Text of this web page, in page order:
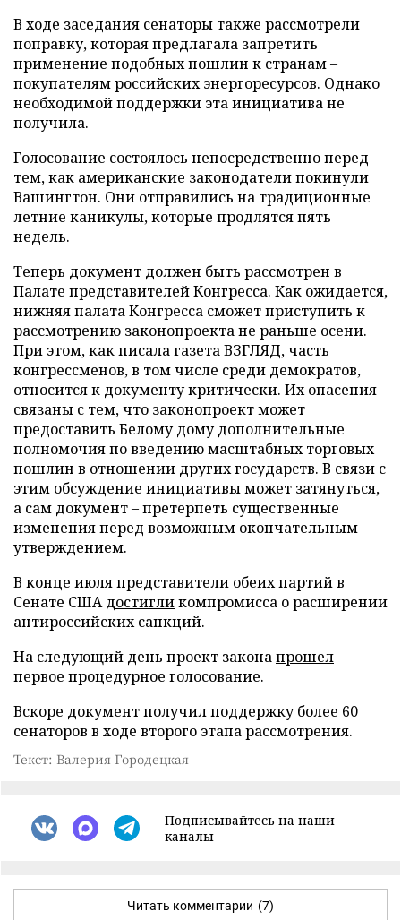
В ходе заседания сенаторы также рассмотрели
поправку, которая предлагала запретить
применение подобных пошлин к странам –
покупателям российских энергоресурсов. Однако
необходимой поддержки эта инициатива не
получила.
Голосование состоялось непосредственно перед
тем, как американские законодатели покинули
Вашингтон. Они отправились на традиционные
летние каникулы, которые продлятся пять
недель.
Теперь документ должен быть рассмотрен в
Палате представителей Конгресса. Как ожидается,
нижняя палата Конгресса сможет приступить к
рассмотрению законопроекта не раньше осени.
При этом, какписалагазета ВЗГЛЯД, часть
конгрессменов, в том числе среди демократов,
относится к документу критически. Их опасения
связаны с тем, что законопроект может
предоставить Белому дому дополнительные
полномочия по введению масштабных торговых
пошлин в отношении других государств. В связи с
этим обсуждение инициативы может затянуться,
а сам документ – претерпеть существенные
изменения перед возможным окончательным
утверждением.
В конце июля представители обеих партий в
Сенате СШАдостигликомпромисса о расширении
антироссийских санкций.
На следующий день проект законапрошел
первое процедурное голосование.
Вскоре документполучилподдержку более 60
сенаторов в ходе второго этапа рассмотрения.
Текст: Валерия Городецкая
Подписывайтесь на наши
каналы
Читать комментарии (7)